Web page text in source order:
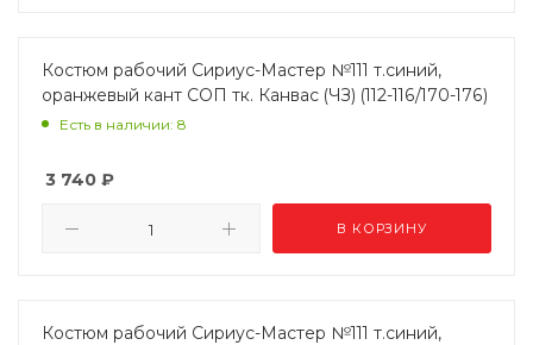
Костюм рабочий Сириус-Мастер №111 т.синий,
оранжевый кант СОП тк. Канвас (ЧЗ) (112-116/170-176)
Есть в наличии: 8
3 740 ₽
В КОРЗИНУ
Костюм рабочий Сириус-Мастер №111 т.синий,